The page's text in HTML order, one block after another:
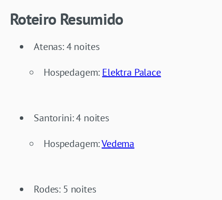
Roteiro Resumido
Atenas: 4 noites
Hospedagem: Elektra Palace
Santorini: 4 noites
Hospedagem:Vedema
Rodes: 5 noites